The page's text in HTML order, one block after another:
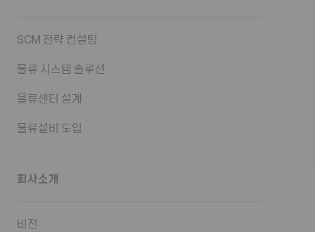
SCM 전략 컨설팅
물류 시스템 솔루션
물류센터 설계
물류설비 도입
회사소개
비전